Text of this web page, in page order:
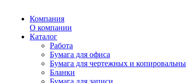
Компания
О компании
Каталог
Работа
Бумага для офиса
Бумага для чертежных и
Бланки
Бумага для записи